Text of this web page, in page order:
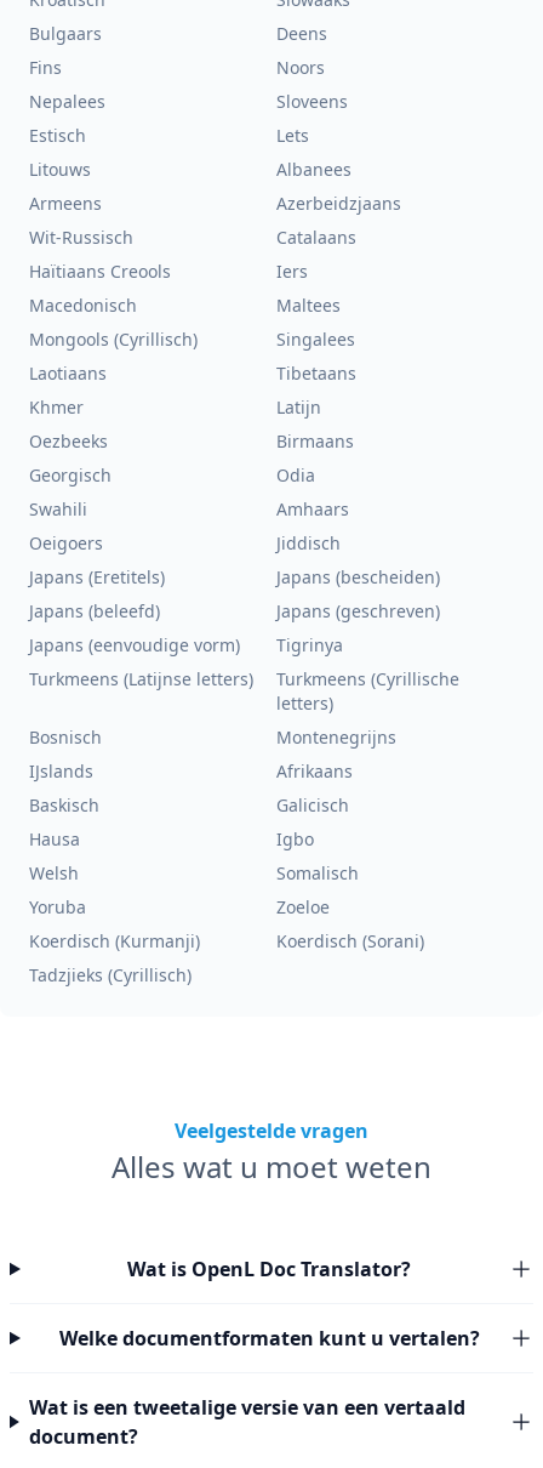
Bulgaars
Deens
Fins
Noors
Nepalees
Sloveens
Estisch
Lets
Litouws
Albanees
Armeens
Azerbeidzjaans
Wit-Russisch
Catalaans
Haïtiaans Creools
Iers
Macedonisch
Maltees
Mongools (Cyrillisch)
Singalees
Laotiaans
Tibetaans
Khmer
Latijn
Oezbeeks
Birmaans
Georgisch
Odia
Swahili
Amhaars
Oeigoers
Jiddisch
Japans (Eretitels)
Japans (bescheiden)
Japans (beleefd)
Japans (geschreven)
Japans (eenvoudige vorm)
Tigrinya
Turkmeens (Latijnse letters)
Turkmeens (Cyrillische
letters)
Bosnisch
Montenegrijns
IJslands
Afrikaans
Baskisch
Galicisch
Hausa
Igbo
Welsh
Somalisch
Yoruba
Zoeloe
Koerdisch (Kurmanji)
Koerdisch (Sorani)
Tadzjieks (Cyrillisch)
Veelgestelde vragen
Alles wat u moet weten
Wat is OpenL Doc Translator?
Welke documentformaten kunt u vertalen?
Wat is een tweetalige versie van een vertaald
document?